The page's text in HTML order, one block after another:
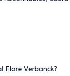
Flore Verbanck?